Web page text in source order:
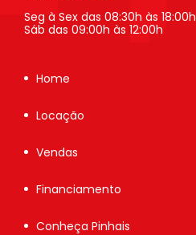
Seg à Sex das 08:30h às 18:00h
Sáb das 09:00h às 12:00h
Home
Locação
Vendas
Financiamento
Conheça Pinhais